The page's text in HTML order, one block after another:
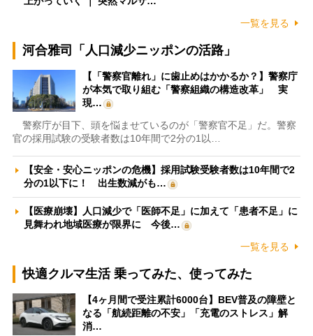
一覧を見る
河合雅司「人口減少ニッポンの活路」
【「警察官離れ」に歯止めはかかるか？】警察庁
が本気で取り組む「警察組織の構造改革」 実
現…
警察庁が目下、頭を悩ませているのが「警察官不足」だ。警察
官の採用試験の受験者数は10年間で2分の1以…
【安全・安心ニッポンの危機】採用試験受験者数は10年間で2
分の1以下に！ 出生数減がも…
【医療崩壊】人口減少で「医師不足」に加えて「患者不足」に
見舞われ地域医療が限界に 今後…
一覧を見る
快適クルマ生活 乗ってみた、使ってみた
【4ヶ月間で受注累計6000台】BEV普及の障壁と
なる「航続距離の不安」「充電のストレス」解
消…